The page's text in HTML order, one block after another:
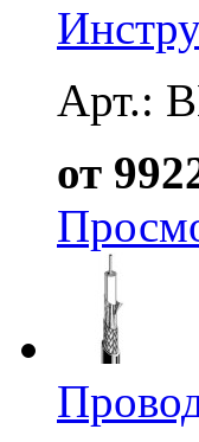
Арт.:
от